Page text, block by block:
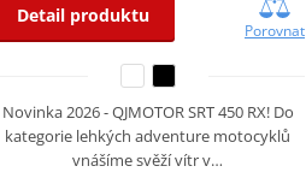
Detail produktu
Porovnat
Novinka 2026 - QJMOTOR SRT 450 RX! Do
kategorie lehkých adventure motocyklů
vnášíme svěží vítr v…